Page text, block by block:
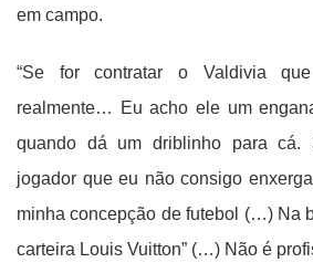
em campo.
“Se for contratar o Valdivia
realmente… Eu acho ele um
quando dá um driblinho para
jogador que eu não consigo
minha concepção de futebol (…) Na
carteira Louis Vuitton” (…) Não é